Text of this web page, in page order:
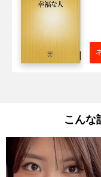
こんな